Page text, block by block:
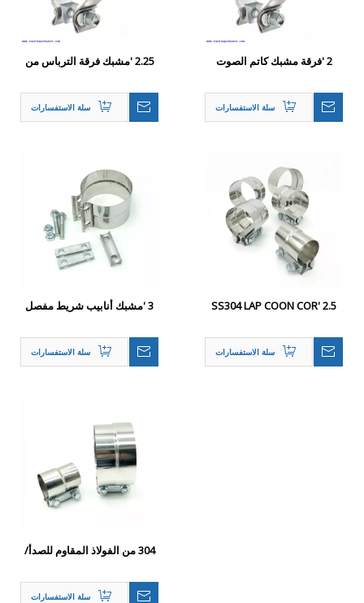
2.25 'مشبك فرقة الترباس من
العادم التلقائي 2 1/4 '
سلة الاستفسارات
2 'فرقة مشبك كاتم الصوت
سلة الاستفسارات
3 'مشبك أنابيب شريط مفصل
سلة الاستفسارات
2.5 'SS304 LAP COON COR
سلة الاستفسارات
304 من الفولاذ المقاوم للصدأ/
اللفة من الألمنيوم لأنبوب العادم
سلة الاستفسارات